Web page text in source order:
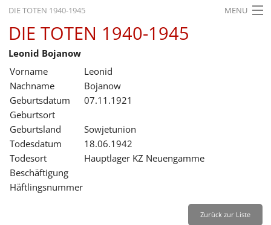
DIE TOTEN 1940-1945 MENU
STARTSEITE
AKTUELLES
AUSSTELLUNGEN
GESCHICHTE
BILDUNG
FORSCHUNG
SERVICE
Leichte Sprache
DIE TOTEN 1940-1945
Leonid Bojanow
Vorname
Leonid
Nachname
Bojanow
Geburtsdatum
07.11.1921
Geburtsort
Geburtsland
Sowjetunion
Todesdatum
18.06.1942
Todesort
Hauptlager KZ Neuengamme
Beschäftigung
Häftlingsnummer
Zurück zur Liste